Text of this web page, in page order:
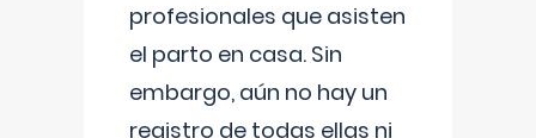
profesionales que asisten
el parto en casa. Sin
embargo, aún no hay un
registro de todas ellas ni